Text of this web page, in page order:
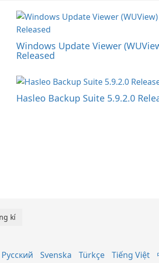
Windows Update Viewer
Released
Hasleo Backup Suite 5.9.2.0
Русский Svenska Türkçe Tiếng Việt